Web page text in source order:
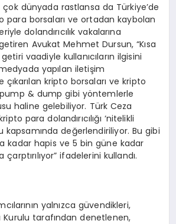
dünyada rastlansa da Türkiye’de
para borsaları ve ortadan kaybolan
dolandırıcılık vakalarına
Avukat Mehmet Dursun, “Kısa
vaadiyle kullanıcıların ilgisini
yapılan iletişim
çıkarılan kripto borsaları ve kripto
& dump gibi yöntemlerle
haline gelebiliyor. Türk Ceza
para dolandırıcılığı ‘nitelikli
kapsamında değerlendiriliyor. Bu gibi
kadar hapis ve 5 bin güne kadar
ifadelerini kullandı.
yalnızca güvendikleri,
Kurulu tarafından denetlenen,